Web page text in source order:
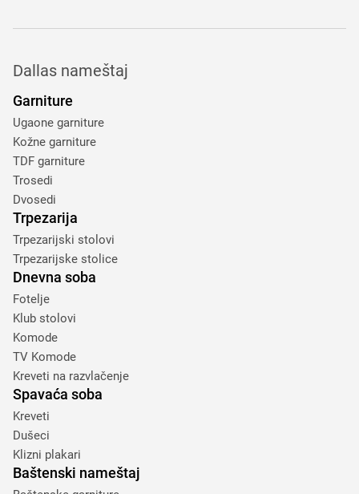
Dallas nameštaj
Garniture
Ugaone garniture
Kožne garniture
TDF garniture
Trosedi
Dvosedi
Trpezarija
Trpezarijski stolovi
Trpezarijske stolice
Dnevna soba
Fotelje
Klub stolovi
Komode
TV Komode
Kreveti na razvlačenje
Spavaća soba
Kreveti
Dušeci
Klizni plakari
Baštenski nameštaj